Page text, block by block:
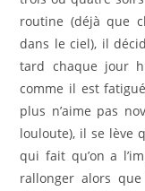
routine (déjà que
dans le ciel), il
tard chaque jour
comme il est
plus n’aime pas
louloute), il se lève
qui fait qu’on a
rallonger alors